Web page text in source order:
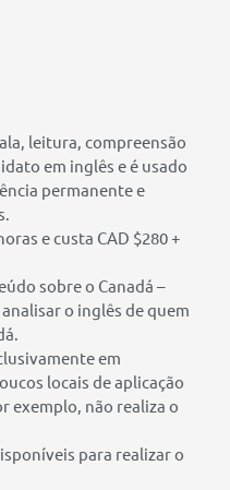
leitura, compreensão
em inglês e é usado
permanente e
e custa CAD $280 +
sobre o Canadá –
o inglês de quem
em
locais de aplicação
exemplo, não realiza o
para realizar o